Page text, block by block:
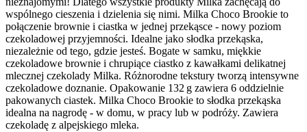
wspólnego cieszenia i dzielenia się nimi. Milka Choco Brookie to
połączenie brownie i ciastka w jednej przekąsce - nowy poziom
czekoladowej przyjemności. Idealne jako słodka przekąska,
niezależnie od tego, gdzie jesteś. Bogate w samku, miękkie
czekoladowe brownie i chrupiące ciastko z kawałkami delikatnej
mlecznej czekolady Milka. Różnorodne tekstury tworzą intensywne
czekoladowe doznanie. Opakowanie 132 g zawiera 6 oddzielnie
pakowanych ciastek. Milka Choco Brookie to słodka przekąska
idealna na nagrodę - w domu, w pracy lub w podróży. Zawiera
czekoladę z alpejskiego mleka.